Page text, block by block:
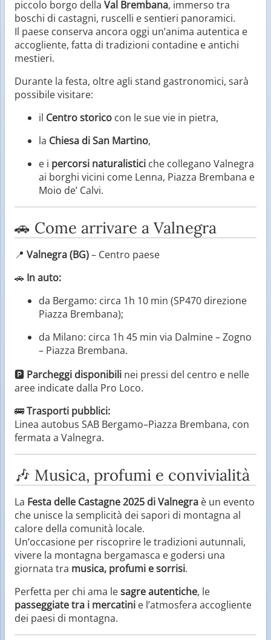
piccolo borgo della Val Brembana, immerso tra
boschi di castagni, ruscelli e sentieri panoramici.
Il paese conserva ancora oggi un’anima autentica e
accogliente, fatta di tradizioni contadine e antichi
mestieri.
Durante la festa, oltre agli stand gastronomici, sarà
possibile visitare:
il Centro storico con le sue vie in pietra,
la Chiesa di San Martino,
e i percorsi naturalistici che collegano Valnegra
ai borghi vicini come Lenna, Piazza Brembana e
Moio de’ Calvi.
🚗 Come arrivare a Valnegra
📍 Valnegra (BG)– Centro paese
🚗 In auto:
da Bergamo: circa 1h 10 min (SP470 direzione
Piazza Brembana);
da Milano: circa 1h 45 min via Dalmine – Zogno
– Piazza Brembana.
🅿️ Parcheggi disponibili nei pressi del centro e nelle
aree indicate dalla Pro Loco.
🚌Trasporti pubblici:
Linea autobus SAB Bergamo–Piazza Brembana, con
fermata a Valnegra.
🎶 Musica, profumi e convivialità
La Festa delle Castagne 2025 di Valnegra è un evento
che unisce la semplicità dei sapori di montagna al
calore della comunità locale.
Un’occasione per riscoprire le tradizioni autunnali,
vivere la montagna bergamasca e godersi una
giornata tra musica, profumi e sorrisi.
Perfetta per chi ama lesagre autentiche, le
passeggiate tra i mercatini e l’atmosfera accogliente
dei paesi di montagna.